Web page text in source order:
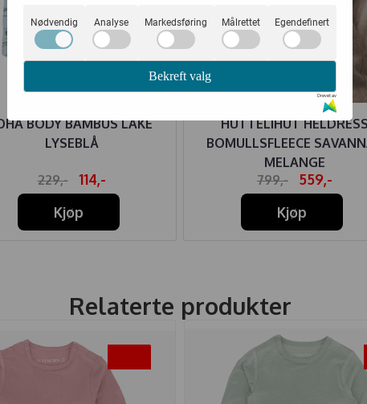
BODY BAMBUS LAKE
LYSEBLÅ
229,-
114,-
Kjøp
HUTTELIHUT HELDRESS
BOMULLSFLEECE
MELANGE
799,-
559,-
Kjøp
Relaterte produkter
Nødvendig Analyse Markedsføring Målrettet Egendefinert
Bekreft valg
Drevet av